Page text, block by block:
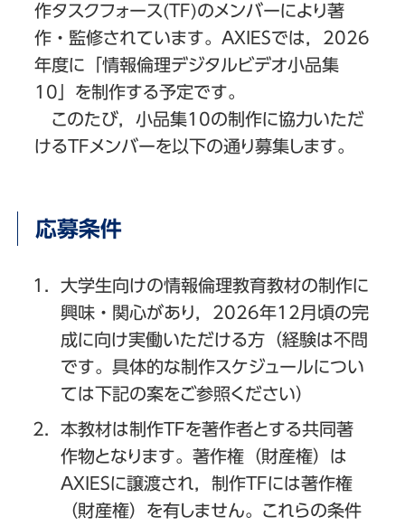
作タスクフォース(TF)のメンバーにより著
作・監修されています。AXIESでは，2026
年度に「情報倫理デジタルビデオ小品集
10」を制作する予定です。
このたび，小品集10の制作に協力いただ
けるTFメンバーを以下の通り募集します。
応募条件
大学生向けの情報倫理教育教材の制作に
興味・関心があり，2026年12月頃の完
成に向け実働いただける方（経験は不問
です。具体的な制作スケジュールについ
ては下記の案をご参照ください）
本教材は制作TFを著作者とする共同著
作物となります。著作権（財産権）は
AXIESに譲渡され，制作TFには著作権
（財産権）を有しません。これらの条件